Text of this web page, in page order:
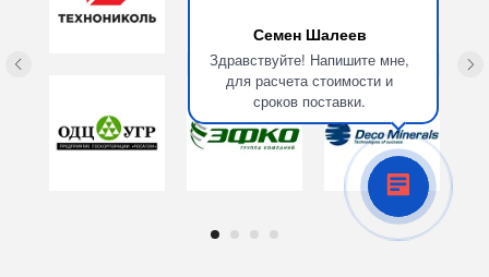
Семен Шалеев
Здравствуйте! Напишите мне,
для расчета стоимости и
сроков поставки.